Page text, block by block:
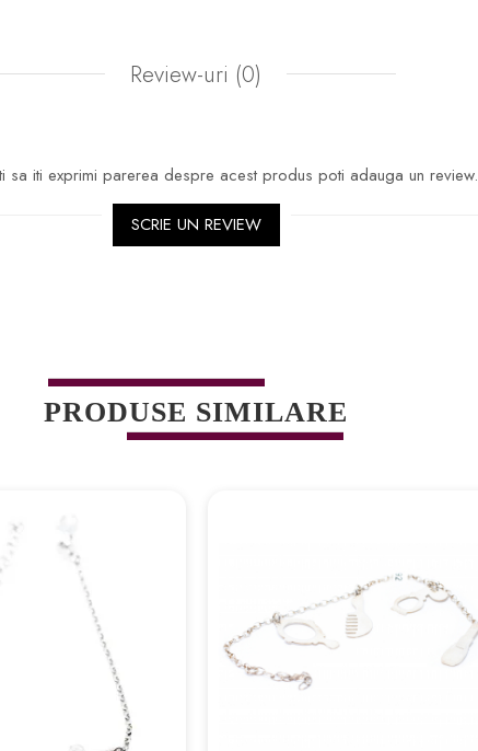
Review-uri (0)
sa iti exprimi parerea despre acest produs poti adauga un review.
SCRIE UN REVIEW
PRODUSE SIMILARE